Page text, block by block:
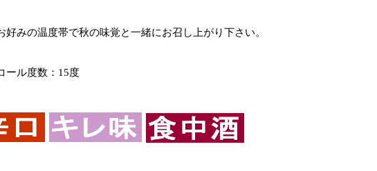
好みの温度帯で秋の味覚と一緒にお召し上がり下さい。
ール度数：15度